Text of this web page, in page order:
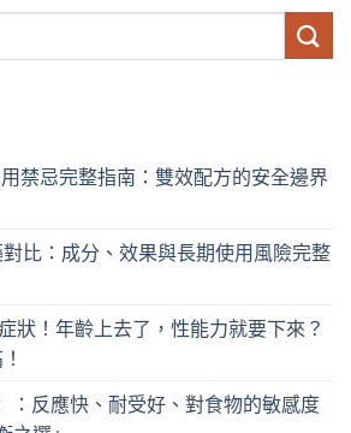
用禁忌完整指南：雙效配方的安全邊界
比：成分、效果與長期使用風險完整
狀！年齡上去了，性能力就要下來？
：反應快、耐受好、對食物的敏感度